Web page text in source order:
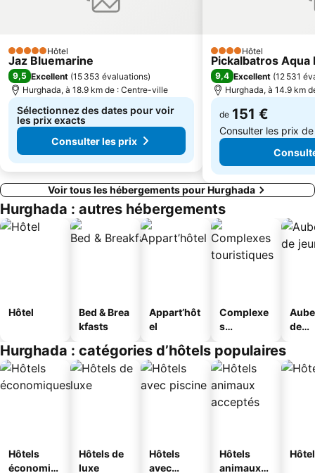
5 ÉtoilesHôtel
Jaz Bluemarine
9,5 Excellent (15 353 évaluations)
Hurghada, à 18.9 km de : Centre-ville
Sélectionnez des dates pour voir
les prix exacts
Consulter les prix
4 ÉtoilesHôtel
Pickalbatros
9,4 Excellent (12 531
Hurghada, à 14.9 km
de 151 €
Consulter les prix
Voir tous les hébergements pour Hurghada
Hurghada : autres hébergements
Hôtel
Bed & Brea
kfasts
Appart’hôt
el
Complexe
s
s
de
Hurghada : catégories d’hôtels populaires
Hôtels
économiq
Hôtels de
luxe
Hôtels
avec
Hôtels
animaux